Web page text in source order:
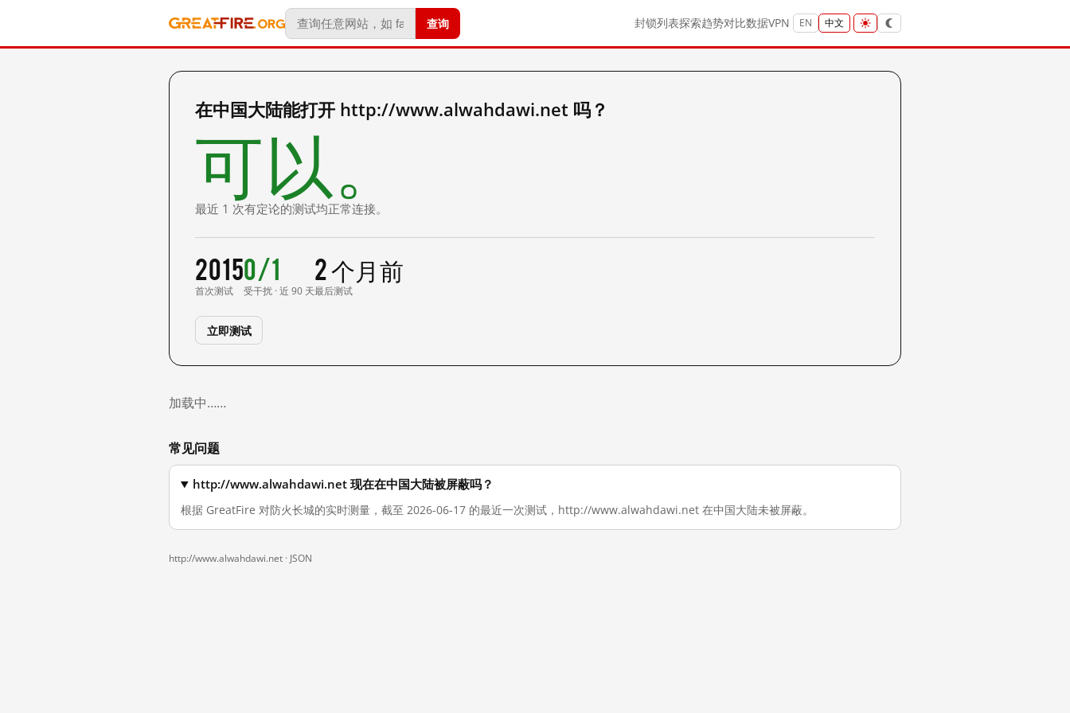
查询 封锁列表探索趋势对比数据VPN EN 中文
在中国大陆能打开 http://www.alwahdawi.net 吗？
可以。
最近 1 次有定论的测试均正常连接。
2015
首次测试
0/1
受干扰 · 近 90 天
2 个月前
最后测试
立即测试
加载中……
常见问题
http://www.alwahdawi.net 现在在中国大陆被屏蔽吗？
根据 GreatFire 对防火长城的实时测量，截至 2026-06-17 的最近一次测试，http://www.alwahdawi.net 在中国大陆未被屏蔽。
http://www.alwahdawi.net · JSON